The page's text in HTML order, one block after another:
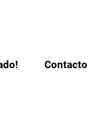
Contacto